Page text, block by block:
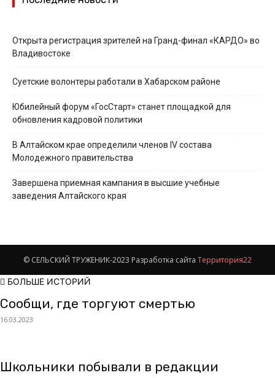
Открыта регистрация зрителей на Гранд-финал «КАРДО» во
Владивостоке
Суетские волонтеры работали в Хабарском районе
Юбилейный форум «ГосСтарт» станет площадкой для
обновления кадровой политики
В Алтайском крае определили членов IV состава
Молодежного правительства
Завершена приемная кампания в высшие учебные
заведения Алтайского края
© СЕЛЬСКИЙ ТРУЖЕНИК-2023 Разработка сайта Территория22
БОЛЬШЕ ИСТОРИЙ
Сообщи, где торгуют смертью
16.03.2023
Школьники побывали в редакции